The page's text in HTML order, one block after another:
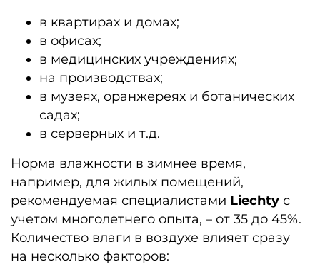
в квартирах и домах;
в офисах;
в медицинских учреждениях;
на производствах;
в музеях, оранжереях и ботанических
садах;
в серверных и т.д.
Норма влажности в зимнее время,
например, для жилых помещений,
рекомендуемая специалистами Liechty с
учетом многолетнего опыта, – от 35 до 45%.
Количество влаги в воздухе влияет сразу
на несколько факторов: